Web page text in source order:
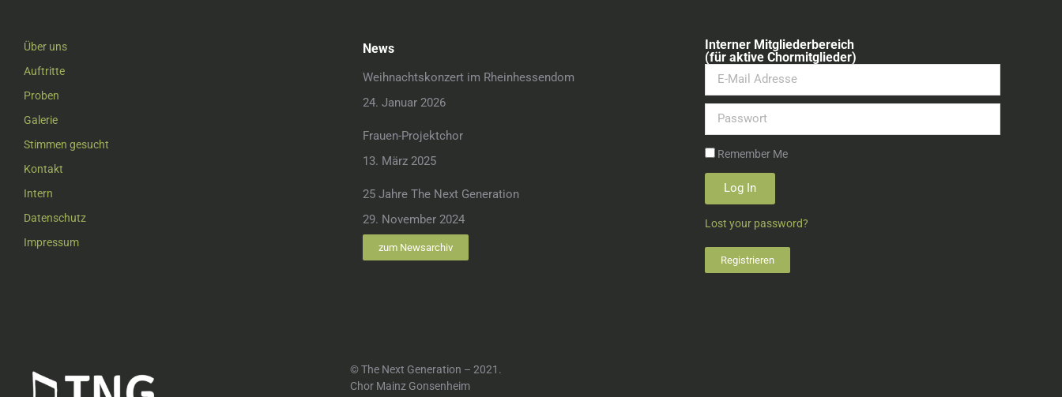
Über uns
Auftritte
Proben
Galerie
Stimmen gesucht
Kontakt
Intern
Datenschutz
Impressum
News
Weihnachtskonzert im Rheinhessendom
24. Januar 2026
Frauen-Projektchor
13. März 2025
25 Jahre The Next Generation
29. November 2024
zum Newsarchiv
Interner Mitgliederbereich
(für aktive Chormitglieder)
Remember Me
Log In
Lost your password?
Registrieren
© The Next Generation – 2021.
Chor Mainz Gonsenheim